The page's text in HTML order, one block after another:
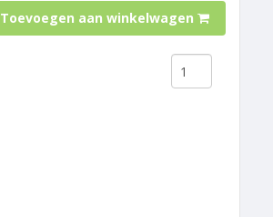
Toevoegen aan winkelwagen